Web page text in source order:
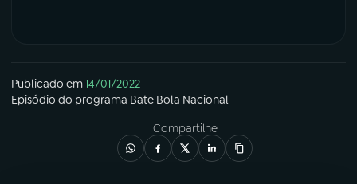
Publicado em14/01/2022
Episódio do programa Bate Bola Nacional
Compartilhe